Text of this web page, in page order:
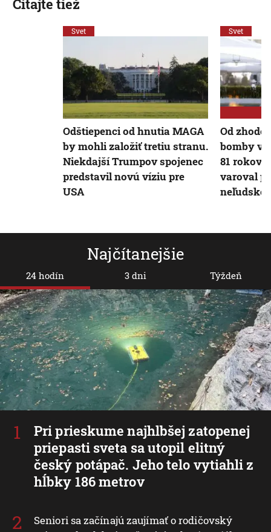
Najčítanejšie
24 hodín
Pri prieskume najhlbšej zatopenej
priepasti sveta sa utopil elitný
český potápač. Jeho telo vytiahli z
hĺbky 186 metrov
Seniori sa začínajú zaujímať o rodičovský
3 dni Týždeň
Čítajte tiež
Svet
Odštiepenci od hnutia MAGA
by mohli založiť tretiu stranu.
Niekdajší Trumpov spojenec
predstavil novú víziu pre
USA
Svet
Od
bomby v
81 rokov.
varoval